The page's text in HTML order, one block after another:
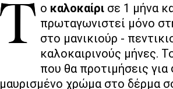
Το καλοκαίρι σε 1 μήνα
πρωταγωνιστεί μόνο
στο μανικιούρ -
καλοκαιρινούς μήνες.
που θα προτιμήσεις
μαυρισμένο χρώμα στο δέρμα